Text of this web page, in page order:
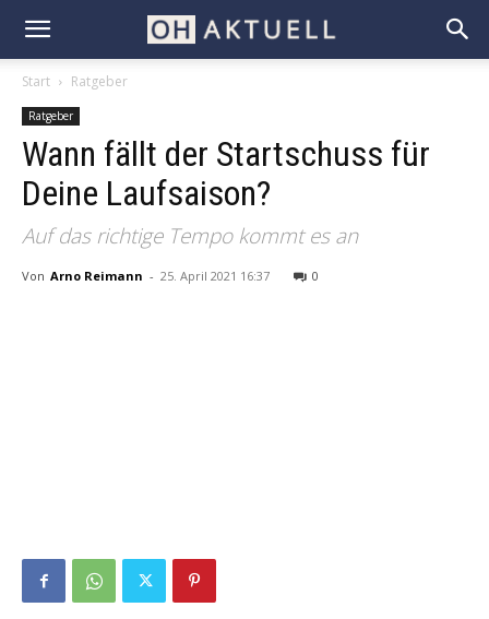
Start Ratgeber
Ratgeber
Wann fällt der Startschuss für
Deine Laufsaison?
Auf das richtige Tempo kommt es an
Von Arno Reimann - 25. April 2021 16:37 0